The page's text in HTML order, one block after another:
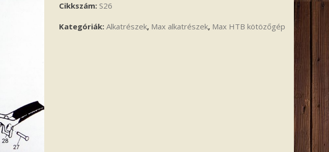
Cikkszám: S26
Kategóriák: Alkatrészek, Max alkatrészek, Max HTB kötözőgép